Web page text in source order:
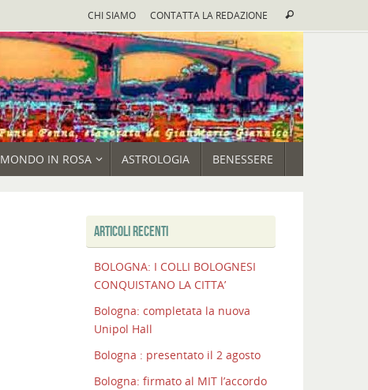
CHI SIAMO CONTATTA LA REDAZIONE Cerca
MONDO IN ROSA ASTROLOGIA BENESSERE
ARTICOLI RECENTI
BOLOGNA: I COLLI BOLOGNESI
CONQUISTANO LA CITTA’
Bologna: completata la nuova
Unipol Hall
Bologna : presentato il 2 agosto
Bologna: firmato al MIT l’accordo